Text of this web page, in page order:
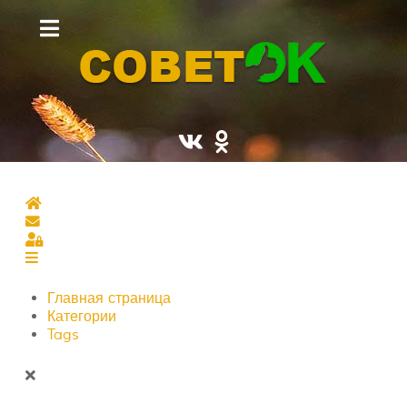
Главная страница
Подписаться на блог
Sign In
Главная страница
Категории
Tags